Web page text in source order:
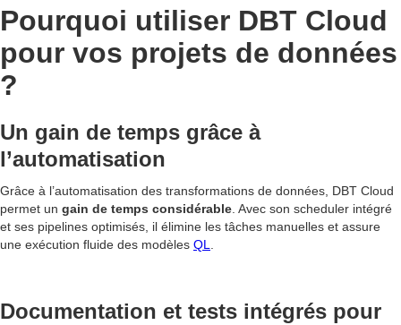
Pourquoi utiliser DBT Cloud
pour vos projets de données
?
Un gain de temps grâce à
l’automatisation
Grâce à l’automatisation des transformations de données, DBT Cloud
permet un gain de temps considérable . Avec son scheduler intégré
et ses pipelines optimisés, il élimine les tâches manuelles et assure
une exécution fluide des modèles QL
Documentation et tests intégrés pour